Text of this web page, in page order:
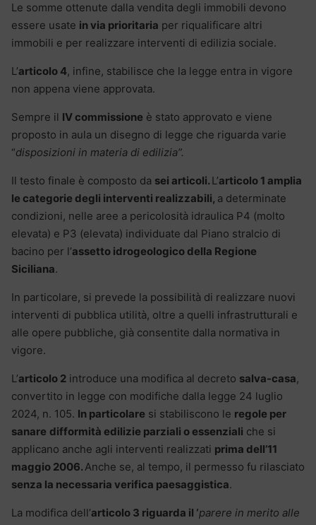
Le somme ottenute dalla vendita degli immobili devono
essere usate in via prioritaria per riqualificare altri
immobili e per realizzare interventi di edilizia sociale.
L’articolo 4, infine, stabilisce che la legge entra in vigore
non appena viene approvata.
Sempre il IV commissione è stato approvato e viene
proposto in aula un disegno di legge che riguarda varie
“disposizioni in materia di edilizia”.
Il testo finale è composto da sei articoli. L’articolo 1 amplia
le categorie degli interventi realizzabili, a determinate
condizioni, nelle aree a pericolosità idraulica P4 (molto
elevata) e P3 (elevata) individuate dal Piano stralcio di
bacino per l’assetto idrogeologico della Regione
Siciliana.
In particolare, si prevede la possibilità di realizzare nuovi
interventi di pubblica utilità, oltre a quelli infrastrutturali e
alle opere pubbliche, già consentite dalla normativa in
vigore.
L’articolo 2 introduce una modifica al decreto salva-casa,
convertito in legge con modifiche dalla legge 24 luglio
2024, n. 105. In particolare si stabiliscono le regole per
sanare difformità edilizie parziali o essenziali che si
applicano anche agli interventi realizzati prima dell’11
maggio 2006.Anche se, al tempo, il permesso fu rilasciato
senza la necessaria verifica paesaggistica.
La modifica dell’articolo 3 riguarda il ‘parere in merito alle